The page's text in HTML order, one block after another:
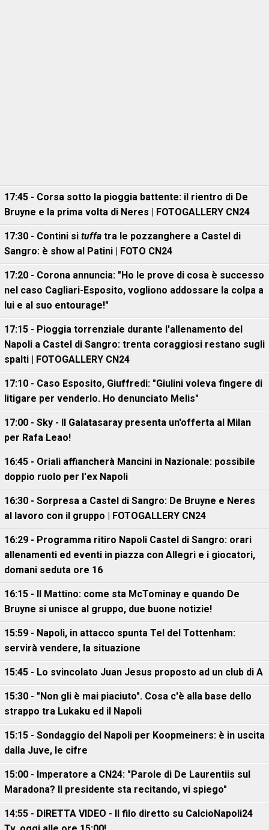
17:45 - Corsa sotto la pioggia battente: il rientro di De
Bruyne e la prima volta di Neres | FOTOGALLERY CN24
17:30 - Contini si tuffa tra le pozzanghere a Castel di
Sangro: è show al Patini | FOTO CN24
17:20 - Corona annuncia: "Ho le prove di cosa è successo
nel caso Cagliari-Esposito, vogliono addossare la colpa a
lui e al suo entourage!"
17:15 - Pioggia torrenziale durante l'allenamento del
Napoli a Castel di Sangro: trenta coraggiosi restano sugli
spalti | FOTOGALLERY CN24
17:10 - Caso Esposito, Giuffredi: "Giulini voleva fingere di
litigare per venderlo. Ho denunciato Melis"
17:00 - Sky - Il Galatasaray presenta un'offerta al Milan
per Rafa Leao!
16:45 - Oriali affiancherà Mancini in Nazionale: possibile
doppio ruolo per l'ex Napoli
16:30 - Sorpresa a Castel di Sangro: De Bruyne e Neres
al lavoro con il gruppo | FOTOGALLERY CN24
16:29 - Programma ritiro Napoli Castel di Sangro: orari
allenamenti ed eventi in piazza con Allegri e i giocatori,
domani seduta ore 16
16:15 - Il Mattino: come sta McTominay e quando De
Bruyne si unisce al gruppo, due buone notizie!
15:59 - Napoli, in attacco spunta Tel del Tottenham:
servirà vendere, la situazione
15:45 - Lo svincolato Juan Jesus proposto ad un club di A
15:30 - "Non gli è mai piaciuto". Cosa c'è alla base dello
strappo tra Lukaku ed il Napoli
15:15 - Sondaggio del Napoli per Koopmeiners: è in uscita
dalla Juve, le cifre
15:00 - Imperatore a CN24: "Parole di De Laurentiis sul
Maradona? Il presidente sta recitando, vi spiego"
14:55 - DIRETTA VIDEO - Il filo diretto su CalcioNapoli24